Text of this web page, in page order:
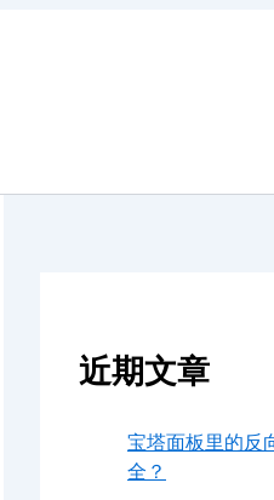
近期文章
宝塔面板里的反
全？